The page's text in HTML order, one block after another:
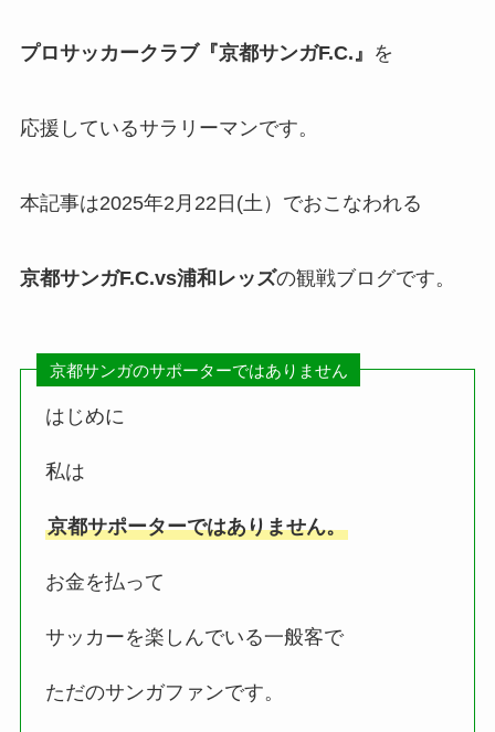
プロサッカークラブ『京都サンガF.C.』 を
応援しているサラリーマンです。
本記事は2025年2月22日(土）でおこなわれる
京都サンガF.C.vs浦和レッズの観戦ブログです。
京都サンガのサポーターではありません
はじめに
私は
京都サポーターではありません。
お金を払って
サッカーを楽しんでいる一般客で
ただのサンガファンです。